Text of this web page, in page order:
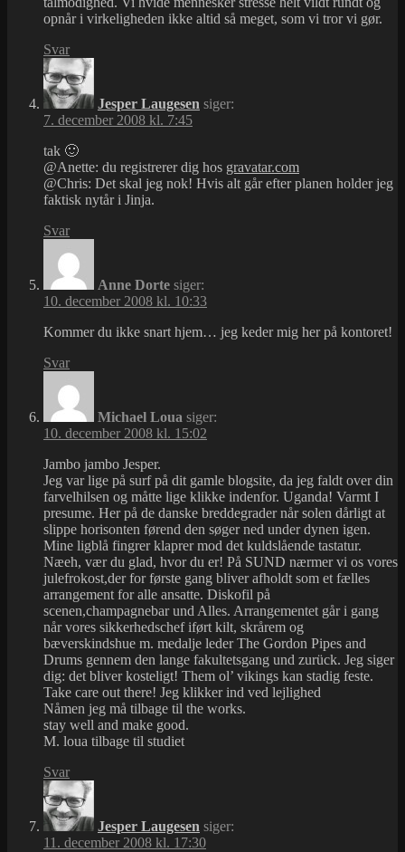
opnår i virkeligheden ikke altid så meget, som vi tror vi gør.
Svar
Jesper Laugesen siger:
7. december 2008 kl. 7:45
tak 🙂
@Anette: du registrerer dig hos gravatar.com
@Chris: Det skal jeg nok! Hvis alt går efter planen holder jeg
faktisk nytår i Jinja.
Svar
Anne Dorte siger:
10. december 2008 kl. 10:33
Kommer du ikke snart hjem… jeg keder mig her på kontoret!
Svar
Michael Loua siger:
10. december 2008 kl. 15:02
Jambo jambo Jesper.
Jeg var lige på surf på dit gamle blogsite, da jeg faldt over din
farvelhilsen og måtte lige klikke indenfor. Uganda! Varmt I
presume. Her på de danske breddegrader når solen dårligt at
slippe horisonten førend den søger ned under dynen igen.
Mine ligblå fingrer klaprer mod det kuldslående tastatur.
Næeh, vær du glad, hvor du er! På SUND nærmer vi os vores
julefrokost,der for første gang bliver afholdt som et fælles
arrangement for alle ansatte. Diskofil på
scenen,champagnebar und Alles. Arrangementet går i gang
når vores sikkerhedschef iført kilt, skrårem og
bæverskindshue m. medalje leder The Gordon Pipes and
Drums gennem den lange fakultetsgang und zurück. Jeg siger
dig: det bliver kosteligt! Them ol’ vikings kan stadig feste.
Take care out there! Jeg klikker ind ved lejlighed
Nåmen jeg må tilbage til the works.
stay well and make good.
M. loua tilbage til studiet
Svar
Jesper Laugesen siger:
11. december 2008 kl. 17:30